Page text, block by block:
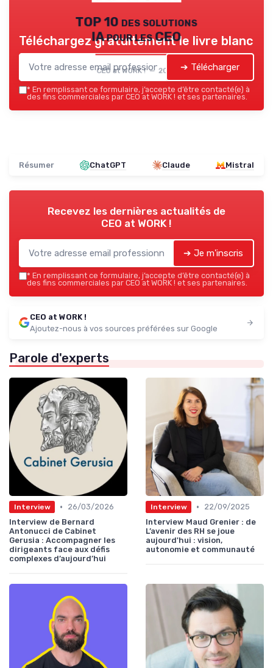
TOP 10 des solutions
IA pour les CEO
CEO at WORK ! — 2026
Téléchargez gratuitement le livre blanc
➔ Télécharger
* En remplissant ce formulaire, j’accepte d’être contacté(e) à
des fins commerciales par CEO at WORK ! et ses partenaires.
Résumer ChatGPT Claude Mistral
Recevez les dernières actualités de
CEO at WORK !
➔ Je m'inscris
* En remplissant ce formulaire, j’accepte d’être contacté(e) à
des fins commerciales par CEO at WORK ! et ses partenaires.
CEO at WORK !
Ajoutez-nous à vos sources préférées sur Google
Parole d'experts
Interview •
26/03/2026
Interview de Bernard
Antonucci de Cabinet
Gerusia : Accompagner les
dirigeants face aux défis
complexes d’aujourd’hui
Interview •
22/09/2025
Interview Maud Grenier : de
L’avenir des RH se joue
aujourd'hui : vision,
autonomie et communauté